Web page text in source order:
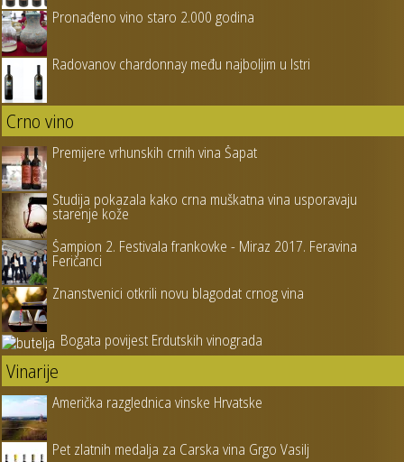
Pronađeno vino staro 2.000 godina
Radovanov chardonnay među najboljim u Istri
Crno vino
Premijere vrhunskih crnih vina Šapat
Studija pokazala kako crna muškatna vina usporavaju
starenje kože
Šampion 2. Festivala frankovke - Miraz 2017. Feravina
Feričanci
Znanstvenici otkrili novu blagodat crnog vina
Bogata povijest Erdutskih vinograda
Vinarije
Američka razglednica vinske Hrvatske
Pet zlatnih medalja za Carska vina Grgo Vasilj